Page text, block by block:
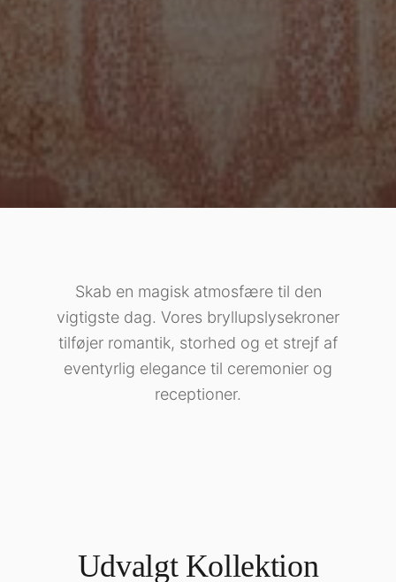
Skab en magisk atmosfære til den
vigtigste dag. Vores bryllupslysekroner
tilføjer romantik, storhed og et strejf af
eventyrlig elegance til ceremonier og
receptioner.
Udvalgt Kollektion